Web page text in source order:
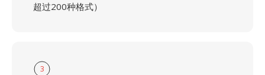
超过200种格式）
3